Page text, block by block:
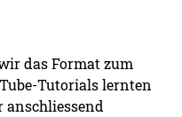
das Format zum
Tutorials lernten